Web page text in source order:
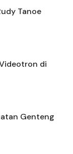
Tanoe
di
Genteng